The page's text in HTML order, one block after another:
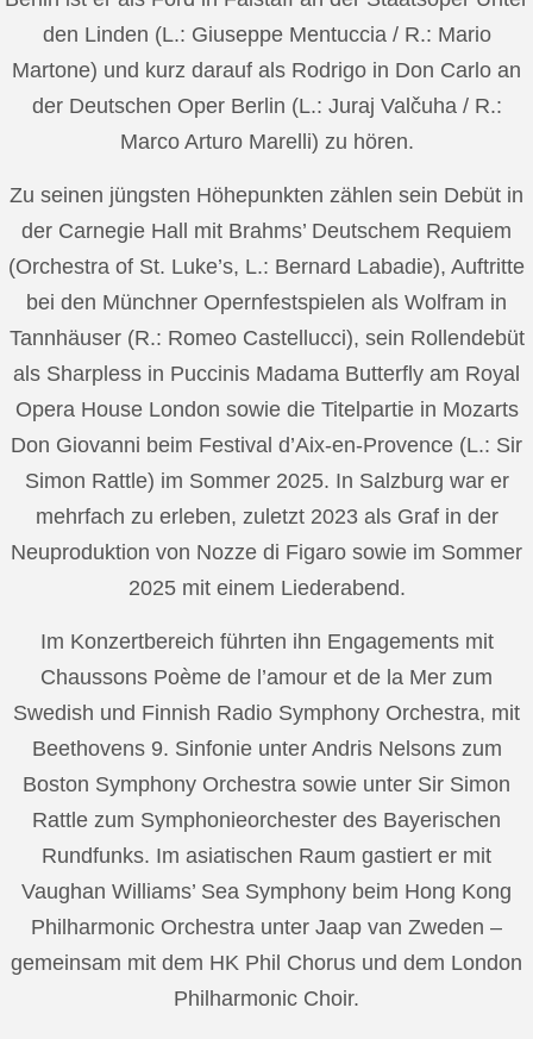
den Linden (L.: Giuseppe Mentuccia / R.: Mario
Martone) und kurz darauf als Rodrigo in Don Carlo an
der Deutschen Oper Berlin (L.: Juraj Valčuha / R.:
Marco Arturo Marelli) zu hören.
Zu seinen jüngsten Höhepunkten zählen sein Debüt in
der Carnegie Hall mit Brahms’ Deutschem Requiem
(Orchestra of St. Luke’s, L.: Bernard Labadie), Auftritte
bei den Münchner Opernfestspielen als Wolfram in
Tannhäuser (R.: Romeo Castellucci), sein Rollendebüt
als Sharpless in Puccinis Madama Butterfly am Royal
Opera House London sowie die Titelpartie in Mozarts
Don Giovanni beim Festival d’Aix-en-Provence (L.: Sir
Simon Rattle) im Sommer 2025. In Salzburg war er
mehrfach zu erleben, zuletzt 2023 als Graf in der
Neuproduktion von Nozze di Figaro sowie im Sommer
2025 mit einem Liederabend.
Im Konzertbereich führten ihn Engagements mit
Chaussons Poème de l’amour et de la Mer zum
Swedish und Finnish Radio Symphony Orchestra, mit
Beethovens 9. Sinfonie unter Andris Nelsons zum
Boston Symphony Orchestra sowie unter Sir Simon
Rattle zum Symphonieorchester des Bayerischen
Rundfunks. Im asiatischen Raum gastiert er mit
Vaughan Williams’ Sea Symphony beim Hong Kong
Philharmonic Orchestra unter Jaap van Zweden –
gemeinsam mit dem HK Phil Chorus und dem London
Philharmonic Choir.